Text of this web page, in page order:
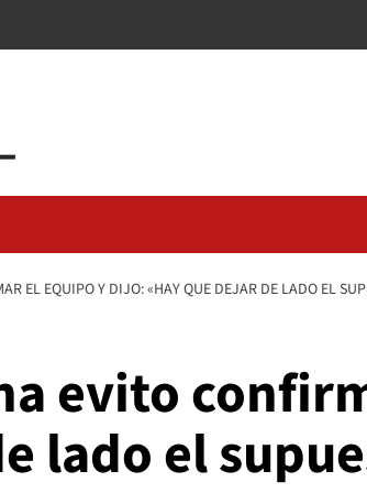
EL EQUIPO Y DIJO: «HAY QUE DEJAR DE LADO EL
evito
lado el